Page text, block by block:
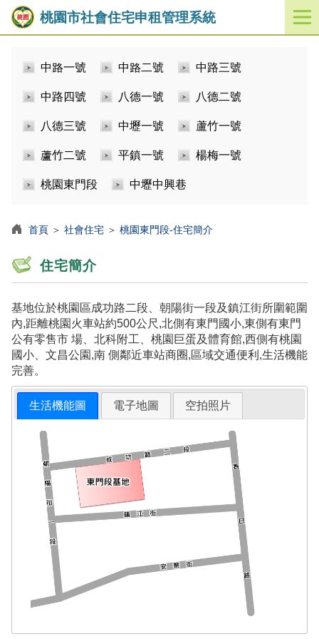
桃園市社會住宅申租管理系統
開
啟
中路一號 中路二號 中路三號
中路四號 八德一號 八德二號
八德三號 中壢一號 蘆竹一號
蘆竹二號 平鎮一號 楊梅一號
桃園東門段 中壢中興巷
首頁 ＞ 社會住宅 ＞ 桃園東門段-住宅簡介
住宅簡介
基地位於桃園區成功路二段、朝陽街一段及鎮江街所圍範圍
內,距離桃園火車站約500公尺,北側有東門國小,東側有東門
公有零售市 場、北科附工、桃園巨蛋及體育館,西側有桃園
國小、文昌公園,南 側鄰近車站商圈,區域交通便利,生活機能
完善。
生活機能圖 電子地圖 空拍照片